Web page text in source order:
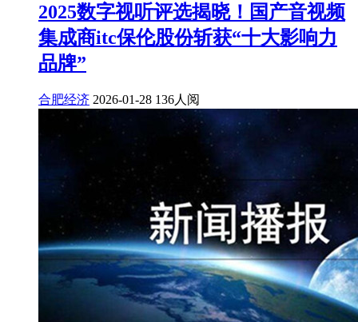
2025数字视听评选揭晓！国产音视频
集成商itc保伦股份斩获“十大影响力
品牌”
合肥经济 2026-01-28 136人阅